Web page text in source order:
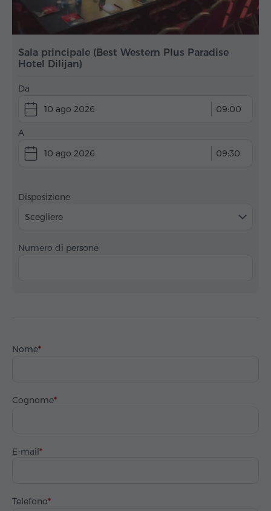
Sala principale (Best Western Plus Paradise
Hotel Dilijan)
Da
10 ago 2026
09:00
A
10 ago 2026
09:30
Disposizione
Scegliere
Numero di persone
Nome
Cognome
E-mail
Telefono